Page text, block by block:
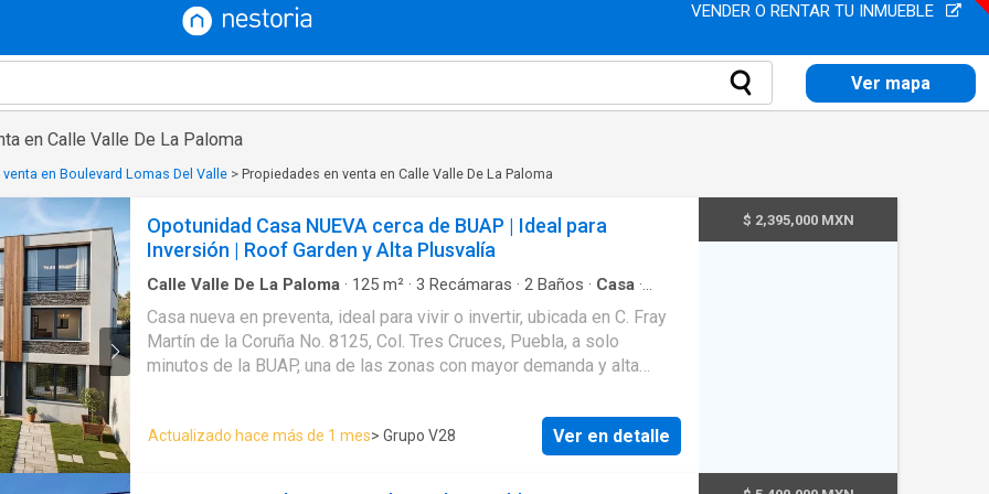
VENDER O RENTAR TU INMUEBLE
Ver mapa
en Calle Valle De La Paloma
en Boulevard Lomas Del Valle > Propiedades en venta en Calle Valle De La Paloma
Opotunidad Casa NUEVA cerca de BUAP | Ideal para
Inversión | Roof Garden y Alta Plusvalía
Calle Valle De La Paloma · 125 m² · 3 Recámaras · 2 Baños · Casa ·
Cuarto de servicio·Electricidad ·Estacionamiento·Internet· Jardín ·
Recámara con closet·Azotea·Terraza· Vista panorámica·Wifi
Casa nueva en preventa, ideal para vivir o invertir, ubicada en C. Fray
Martín de la Coruña No. 8125, Col. Tres Cruces, Puebla, a solo
minutos de la BUAP, una de las zonas con mayor demanda y alta
construcción fue diseñada para ofrecer funcionalidad, iluminación
natural y espacios bien distribuidos, convirtiéndola en una excelente
oportunidad de inversión inmobiliaria o en el hogar perfecto para
Actualizado hace más de 1 mes> Grupo V28 Ver en detalle
$ 2,395,000 MXN